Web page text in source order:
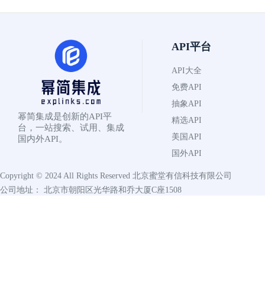
幂简集成是创新的API平
台，一站搜索、试用、集成
国内外API。
API平台
API大全
免费API
抽象API
精选API
美国API
国外API
Copyright © 2024 All Rights Reserved 北京蜜堂有信科技有限公司
公司地址： 北京市朝阳区光华路和乔大厦C座1508